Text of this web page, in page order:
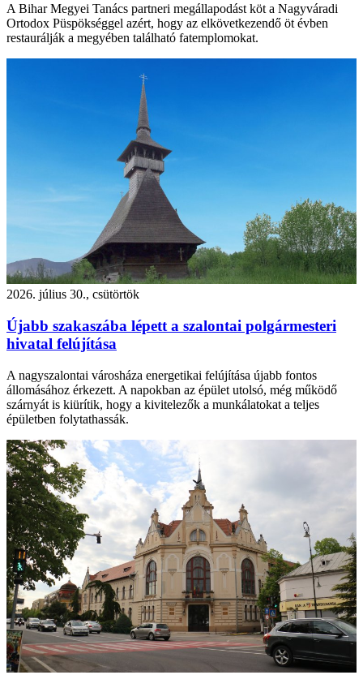
A Bihar Megyei Tanács partneri megállapodást köt a Nagyváradi
Ortodox Püspökséggel azért, hogy az elkövetkezendő öt évben
restaurálják a megyében található fatemplomokat.
2026. július 30., csütörtök
Újabb szakaszába lépett a szalontai polgármesteri
hivatal felújítása
A nagyszalontai városháza energetikai felújítása újabb fontos
állomásához érkezett. A napokban az épület utolsó, még működő
szárnyát is kiürítik, hogy a kivitelezők a munkálatokat a teljes
épületben folytathassák.